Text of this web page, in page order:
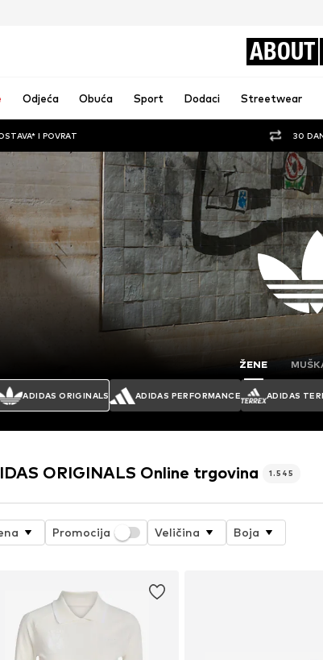
ABOUT
Odjeća Obuća Sport Dodaci Streetwear
I POVRAT 30
ŽENE
ADIDAS ORIGINALS ADIDAS PERFORMANCE ADIDAS
ORIGINALS Online trgovina 1.545
Promocija Veličina Boja